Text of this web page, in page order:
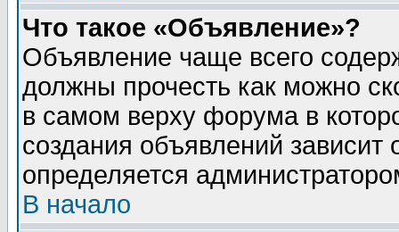
Что такое «Объявление»?
Объявление чаще всего
должны прочесть как можно
в самом верху форума в
создания объявлений зависит
определяется
В начало